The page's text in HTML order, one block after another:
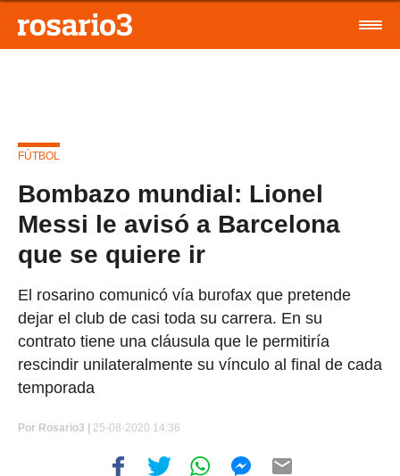
FÚTBOL
Bombazo mundial: Lionel
Messi le avisó a Barcelona
que se quiere ir
El rosarino comunicó vía burofax que pretende
dejar el club de casi toda su carrera. En su
contrato tiene una cláusula que le permitiría
rescindir unilateralmente su vínculo al final de cada
temporada
Por Rosario3 | 25-08-2020 14:36